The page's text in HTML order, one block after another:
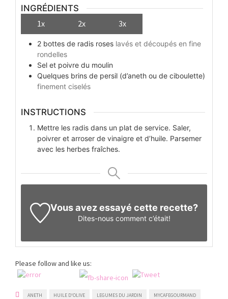
INGRÉDIENTS
1x
2x 3x
2 bottes de radis roses lavés et découpés en fine
rondelles
Sel et poivre du moulin
Quelques brins de persil (d’aneth ou de ciboulette)
finement ciselés
INSTRUCTIONS
Mettre les radis dans un plat de service. Saler,
poivrer et arroser de vinaigre et d’huile. Parsemer
avec les herbes fraîches.
Vous avez essayé cette recette?
Dites-nous comment c’était!
Please follow and like us:
ANETH HUILE D'OLIVE LEGUMES DU JARDIN MYCAFEGOURMAND